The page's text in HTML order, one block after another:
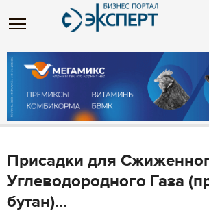
Присадки для
Углеводородного Газа
бутан)...